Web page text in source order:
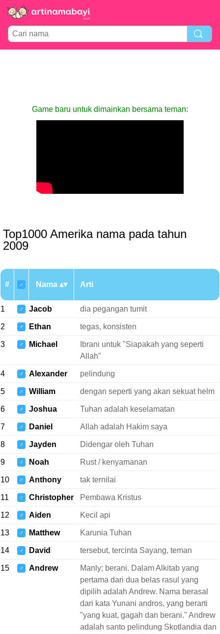
Game baru untuk dimainkan bersama teman:
Top1000 Amerika nama pada tahun
2009
# ♂ Nama Arti
1 ♂ Jacob dia pegangan tumit
2 ♂ Ethan tegas, konsisten
3 ♂ Michael
Ibrani untuk "Siapakah yang seperti
Allah"
4 ♂ Alexander pelindung
5 ♂ William dengan seperti yang akan sekuat helm
6 ♂ Joshua Tuhan adalah keselamatan
7 ♂ Daniel Allah adalah Hakim saya
8 ♂ Jayden Didengar oleh Tuhan
9 ♂ Noah Rust / kenyamanan
10 ♂ Anthony tak ternilai
11 ♂ Christopher Pembawa Kristus
12 ♂ Aiden Kecil api
13 ♂ Matthew Karunia Tuhan
14 ♂ David tersebut, tercinta Sayang, teman
15 ♂ Andrew
Manly; berani. Dalam Alkitab yang
pertama dari dua belas rasul yang
dipilih adalah Andrew. Nama berasal
dari kata Yunani andros, yang berarti
"yang kuat, gagah dan berani." Andrew
adalah santo pelindung Skotlandia dan